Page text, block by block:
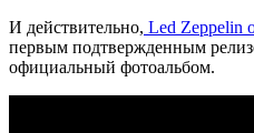
И действительно, Led Zeppelin
первым подтвержденным
официальный фотоальбом.